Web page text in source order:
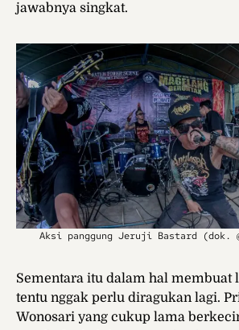
jawabnya singkat.
Aksi panggung Jeruji Bastard (dok.
Sementara itu dalam hal membuat
tentu nggak perlu diragukan lagi.
Wonosari yang cukup lama